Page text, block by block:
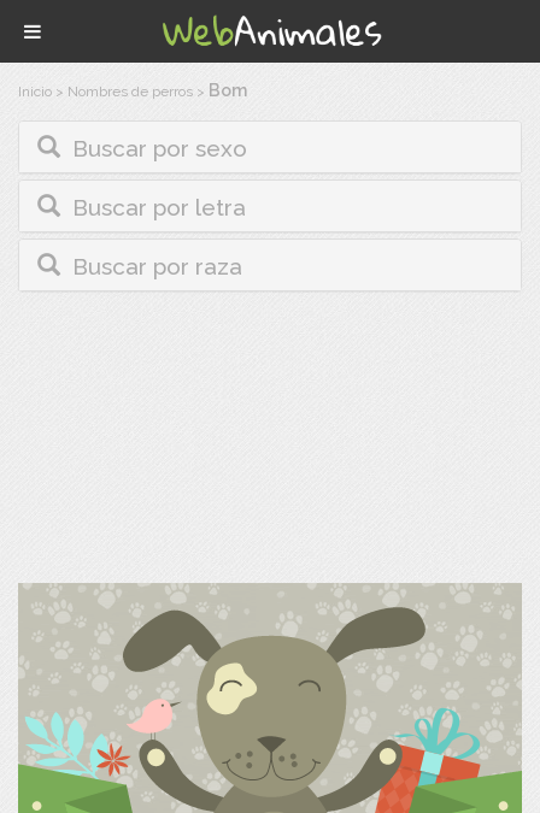
Inicio > Nombres de perros > Bom
Buscar por sexo
Buscar por letra
Buscar por raza